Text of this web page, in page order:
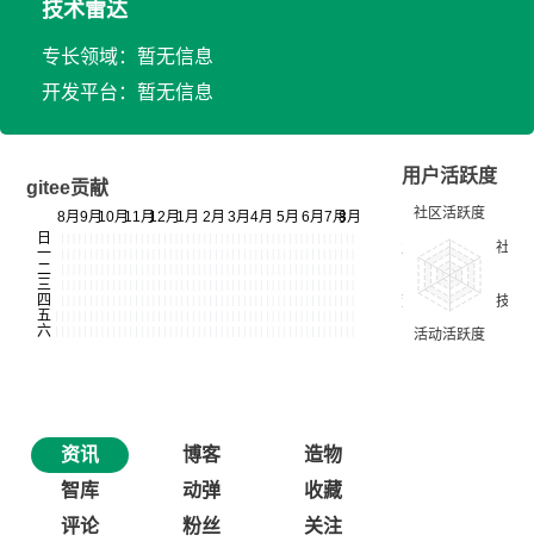
技术雷达
专长领域：暂无信息
开发平台：暂无信息
gitee贡献
用户活跃度
资讯 博客
造物
智库
动弹
收藏
评论
粉丝 关注